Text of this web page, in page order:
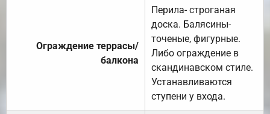
Ограждение террасы/
балкона
Перила- строганая
доска. Балясины-
точеные, фигурные.
Либо ограждение в
скандинавском стиле.
Устанавливаются
ступени у входа.